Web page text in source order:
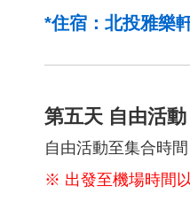
*住宿：北投雅樂
第五天 自由活
自由活動至集合時
※ 出發至機場時間